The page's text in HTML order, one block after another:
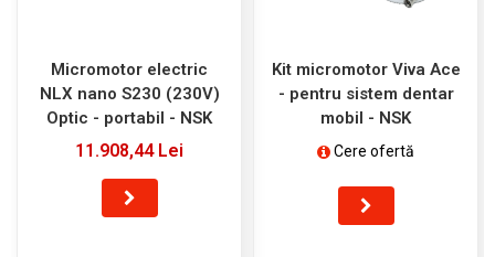
Micromotor electric
NLX nano S230 (230V)
Optic - portabil - NSK
11.908,44 Lei
Kit micromotor Viva Ace
- pentru sistem dentar
mobil - NSK
Cere ofertă